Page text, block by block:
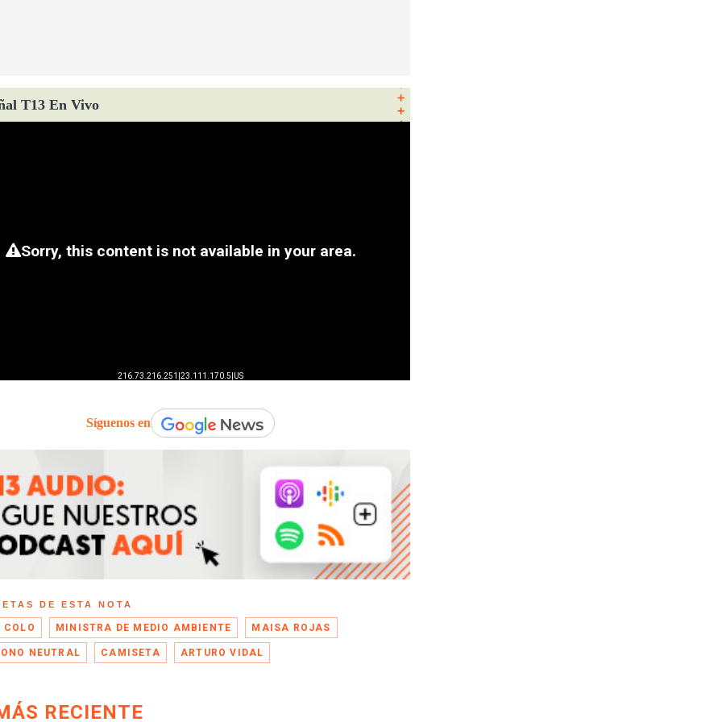
T13 En Vivo
Síguenos en
DE ESTA NOTA
COLO MINISTRA DE MEDIO AMBIENTE MAISA ROJAS
NEUTRAL CAMISETA ARTURO VIDAL
RECIENTE